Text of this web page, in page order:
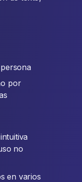
por
no
en varios